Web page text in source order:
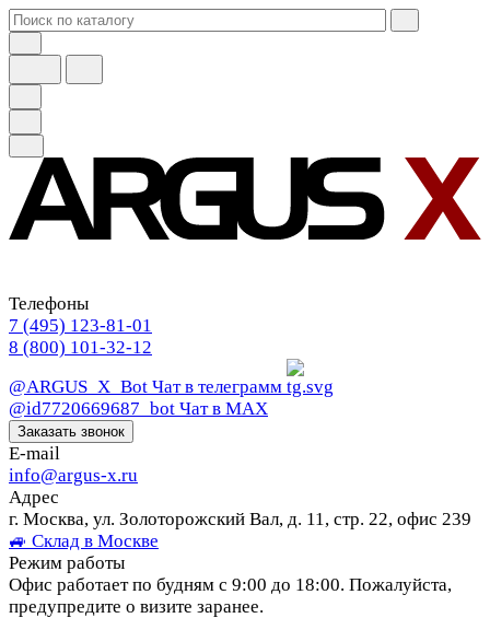
Телефоны
7 (495) 123-81-01
8 (800) 101-32-12
@ARGUS_X_Bot Чат в телеграмм
@id7720669687_bot Чат в МАХ
Заказать звонок
E-mail
info@argus-x.ru
Адрес
г. Москва, ул. Золоторожский Вал, д. 11, стр. 22, офис 239
🚙 Склад в Москве
Режим работы
Офис работает по будням с 9:00 до 18:00. Пожалуйста,
предупредите о визите заранее.